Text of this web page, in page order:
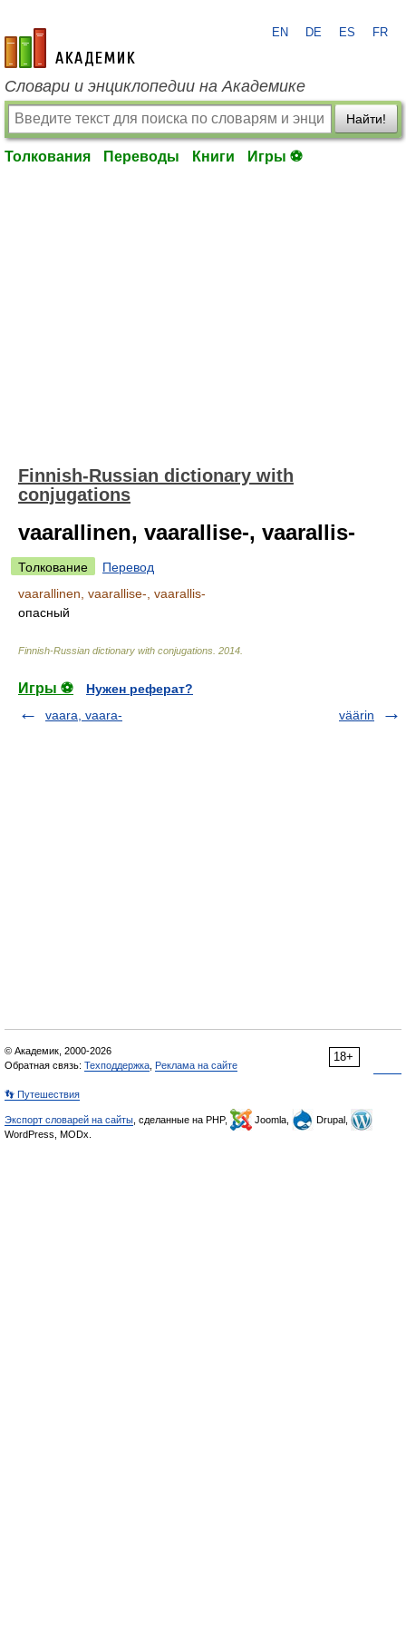
academic.ru
EN DE ES FR
Словари и энциклопедии на Академике
Найти!
Толкования Переводы Книги Игры ⚽
Finnish-Russian dictionary with
conjugations
vaarallinen, vaarallise-, vaarallis-
Толкование
Перевод
vaarallinen, vaarallise-, vaarallis-
опасный
Finnish-Russian dictionary with conjugations 2014
Игры ⚽
Нужен реферат?
vaara, vaara-
väärin
18+
© Академик, 2000-2026
Обратная связь: Техподдержка Реклама на сайте
👣 Путешествия
Экспорт словарей на сайты , сделанные на PHP, Joomla,
Drupal,
WordPress, MODx.